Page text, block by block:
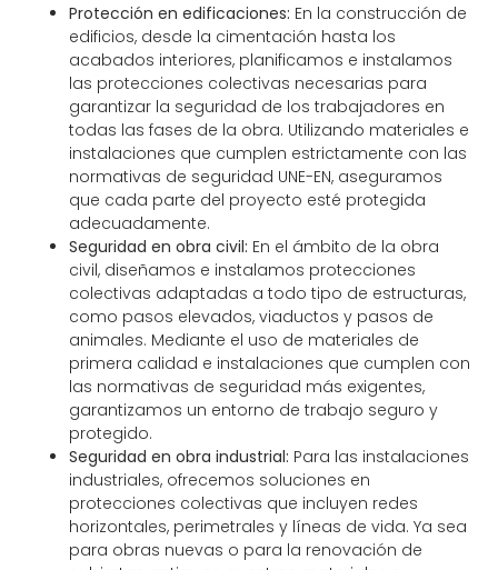
Protección en edificaciones: En la construcción de
edificios, desde la cimentación hasta los
acabados interiores, planificamos e instalamos
las protecciones colectivas necesarias para
garantizar la seguridad de los trabajadores en
todas las fases de la obra. Utilizando materiales e
instalaciones que cumplen estrictamente con las
normativas de seguridad UNE-EN, aseguramos
que cada parte del proyecto esté protegida
adecuadamente.
Seguridad en obra civil: En el ámbito de la obra
civil, diseñamos e instalamos protecciones
colectivas adaptadas a todo tipo de estructuras,
como pasos elevados, viaductos y pasos de
animales. Mediante el uso de materiales de
primera calidad e instalaciones que cumplen con
las normativas de seguridad más exigentes,
garantizamos un entorno de trabajo seguro y
protegido.
Seguridad en obra industrial: Para las instalaciones
industriales, ofrecemos soluciones en
protecciones colectivas que incluyen redes
horizontales, perimetrales y líneas de vida. Ya sea
para obras nuevas o para la renovación de